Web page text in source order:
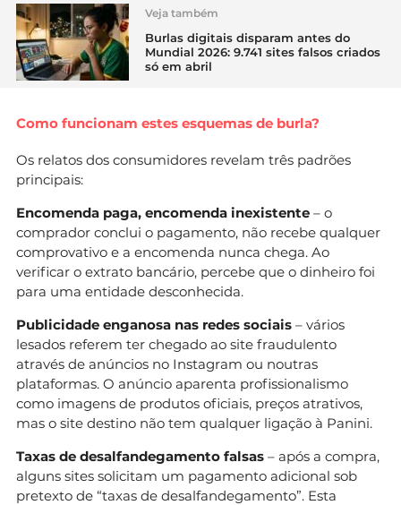
Veja também
Burlas digitais disparam antes do
Mundial 2026: 9.741 sites falsos criados
só em abril
Como funcionam estes esquemas de burla?
Os relatos dos consumidores revelam três padrões
principais:
Encomenda paga, encomenda inexistente – o
comprador conclui o pagamento, não recebe qualquer
comprovativo e a encomenda nunca chega. Ao
verificar o extrato bancário, percebe que o dinheiro foi
para uma entidade desconhecida.
Publicidade enganosa nas redes sociais – vários
lesados referem ter chegado ao site fraudulento
através de anúncios no Instagram ou noutras
plataformas. O anúncio aparenta profissionalismo
como imagens de produtos oficiais, preços atrativos,
mas o site destino não tem qualquer ligação à Panini.
Taxas de desalfandegamento falsas – após a compra,
alguns sites solicitam um pagamento adicional sob
pretexto de “taxas de desalfandegamento”. Esta